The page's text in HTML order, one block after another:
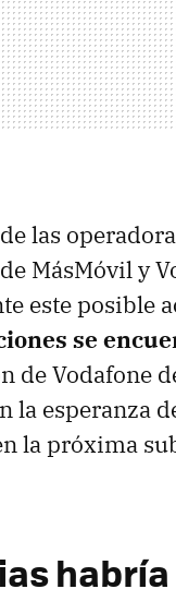
las
MásMóvil y
este posible
se
de Vodafone
la esperanza
la próxima